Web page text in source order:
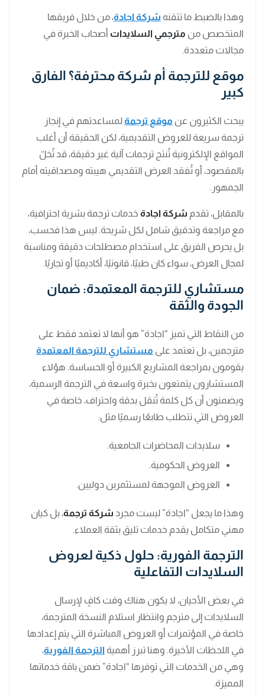
وهذا بالضبط ما تتقنه شركة اجادة، من خلال فريقها
المتخصص من مترجمي السلايدات أصحاب الخبرة في
مجالات متعددة.
موقع للترجمة أم شركة محترفة؟ الفارق
كبير
يبحث الكثيرون عن موقع ترجمة لمساعدتهم في إنجاز
ترجمة سريعة للعروض التقديمية، لكن الحقيقة أن أغلب
المواقع الإلكترونية تُنتج ترجمات آلية غير دقيقة، قد تُخلّ
بالمقصود، أو تُفقد العرض التقديمي هيبته ومصداقيته أمام
الجمهور.
بالمقابل، تقدم شركة اجادة خدمات ترجمة بشرية احترافية،
مع مراجعة وتدقيق شامل لكل شريحة. ليس هذا فحسب،
بل يحرص الفريق على استخدام مصطلحات دقيقة ومناسبة
لمجال العرض، سواء كان طبيًا، قانونيًا، أكاديميًا أو تجاريًا.
مستشاري للترجمة المعتمدة: ضمان
الجودة والثقة
من النقاط التي تميز “اجادة” هو أنها لا تعتمد فقط على
مترجمين، بل تعتمد على مستشاري للترجمة المعتمدة
يقومون بمراجعة المشاريع الكبيرة أو الحساسة. هؤلاء
المستشارون يتمتعون بخبرة واسعة في الترجمة الرسمية،
ويضمنون أن كل كلمة تُنقل بدقة واحتراف، خاصة في
العروض التي تتطلب طابعًا رسميًا مثل:
سلايدات المحاضرات الجامعية.
العروض الحكومية.
العروض الموجهة لمستثمرين دوليين.
وهذا ما يجعل “اجادة” ليست مجرد شركة ترجمة، بل كيان
مهني متكامل يقدم خدمات تليق بثقة العملاء.
الترجمة الفورية: حلول ذكية لعروض
السلايدات التفاعلية
في بعض الأحيان، لا يكون هناك وقت كافٍ لإرسال
السلايدات إلى مترجم وانتظار استلام النسخة المترجمة،
خاصة في المؤتمرات أو العروض المباشرة التي يتم إعدادها
في اللحظات الأخيرة. وهنا تبرز أهمية الترجمة الفورية،
وهي من الخدمات التي توفرها “اجادة” ضمن باقة خدماتها
المميزة.